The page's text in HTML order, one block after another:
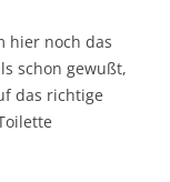
hier noch das
schon gewußt,
das richtige